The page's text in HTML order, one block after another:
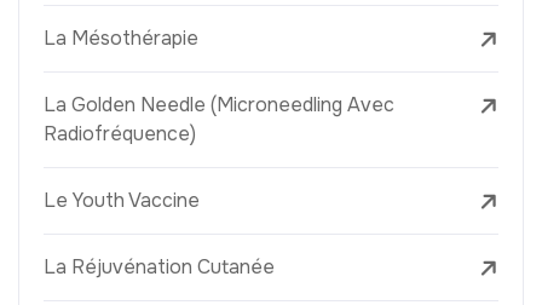
La Mésothérapie
La Golden Needle (Microneedling Avec
Radiofréquence)
Le Youth Vaccine
La Réjuvénation Cutanée